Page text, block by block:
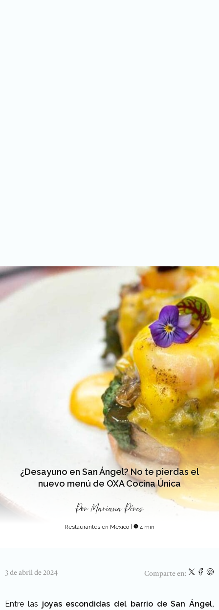
¿Desayuno en San Ángel? No te pierdas el
nuevo menú de OXA Cocina Única
Por Mariana Pérez
Restaurantes en México | 4 min
3 de abril de 2024 Comparte en:
Entre las joyas escondidas del barrio de San Ángel,